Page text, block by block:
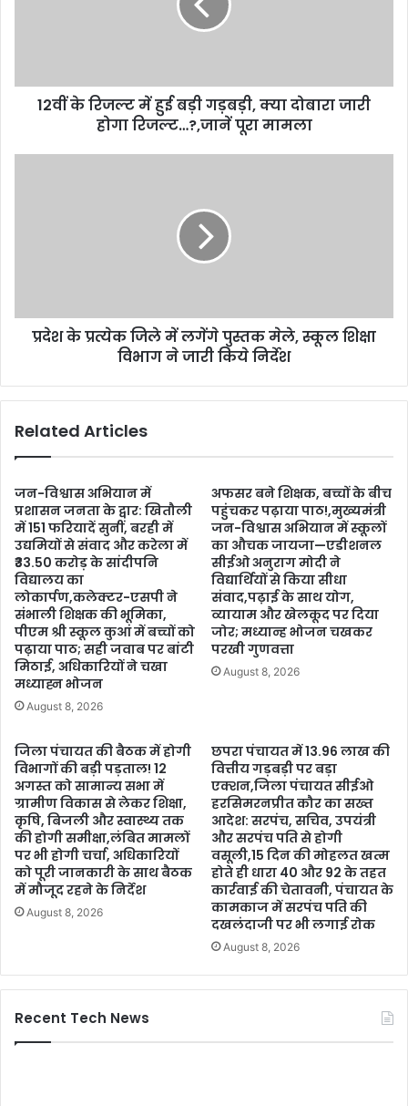
12वीं के रिजल्ट में हुई बड़ी गड़बड़ी, क्या दोबारा जारी
होगा रिजल्ट…?,जानें पूरा मामला
प्रदेश के प्रत्येक जिले में लगेंगे पुस्तक मेले, स्कूल शिक्षा
विभाग ने जारी किये निर्देश
Related Articles
जन-विश्वास अभियान में
प्रशासन जनता के द्वार: खितौली
में 151 फरियादें सुनीं, बरही में
उद्यमियों से संवाद और करेला में
₹33.50 करोड़ के सांदीपनि
विद्यालय का
लोकार्पण,कलेक्टर-एसपी ने
संभाली शिक्षक की भूमिका,
पीएम श्री स्कूल कुआं में बच्चों को
पढ़ाया पाठ; सही जवाब पर बांटी
मिठाई, अधिकारियों ने चखा
मध्याह्न भोजन
August 8, 2026
अफसर बने शिक्षक, बच्चों के बीच
पहुंचकर पढ़ाया पाठ!,मुख्यमंत्री
जन-विश्वास अभियान में स्कूलों
का औचक जायजा—एडीशनल
सीईओ अनुराग मोदी ने
विद्यार्थियों से किया सीधा
संवाद,पढ़ाई के साथ योग,
व्यायाम और खेलकूद पर दिया
जोर; मध्यान्ह भोजन चखकर
परखी गुणवत्ता
August 8, 2026
जिला पंचायत की बैठक में होगी
विभागों की बड़ी पड़ताल! 12
अगस्त को सामान्य सभा में
ग्रामीण विकास से लेकर शिक्षा,
कृषि, बिजली और स्वास्थ्य तक
की होगी समीक्षा,लंबित मामलों
पर भी होगी चर्चा, अधिकारियों
को पूरी जानकारी के साथ बैठक
में मौजूद रहने के निर्देश
August 8, 2026
छपरा पंचायत में 13.96 लाख की
वित्तीय गड़बड़ी पर बड़ा
एक्शन,जिला पंचायत सीईओ
हरसिमरनप्रीत कौर का सख्त
आदेश: सरपंच, सचिव, उपयंत्री
और सरपंच पति से होगी
वसूली,15 दिन की मोहलत खत्म
होते ही धारा 40 और 92 के तहत
कार्रवाई की चेतावनी, पंचायत के
कामकाज में सरपंच पति की
दखलंदाजी पर भी लगाई रोक
August 8, 2026
Recent Tech News